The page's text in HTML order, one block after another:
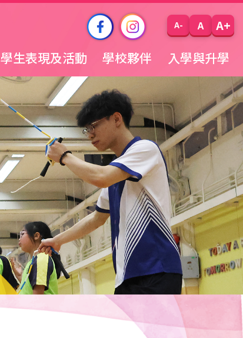
A- A A+
學生表現及活動 學校夥伴 入學與升學